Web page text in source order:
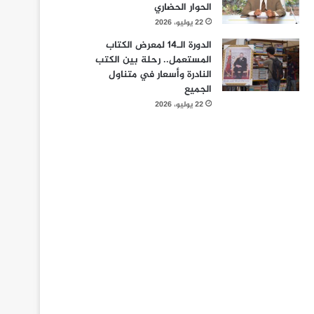
الحوار الحضاري
22 يوليو، 2026
الدورة الـ14 لمعرض الكتاب
المستعمل.. رحلة بين الكتب
النادرة وأسعار في متناول
الجميع
22 يوليو، 2026